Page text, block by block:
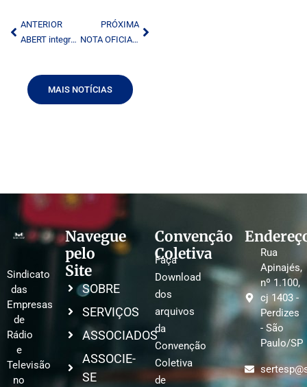
ANTERIOR
ABERT integra Câmara Setorial do PNID
PRÓXIMA
NOTA OFICIAL DO SINDICATO DAS EMPRESAS DE RÁDIO E TELEVISÃO NO ESTADO DE SÃO PAULO – JOVEM PAN
MAIS NOTÍCIAS
Sindicato
das
Empresas
de
Rádio
e
Televisão
no
Navegue
pelo
Site
SOBRE
SERVIÇOS
ASSOCIADOS
ASSOCIE-
SE
Convenção
Coletiva
Faça
Download
dos
arquivos
da
Convenção
Coletiva
de
Rua
Apinajés,
nº 1.100,
cj 1403 -
Perdizes
- São
Paulo/SP